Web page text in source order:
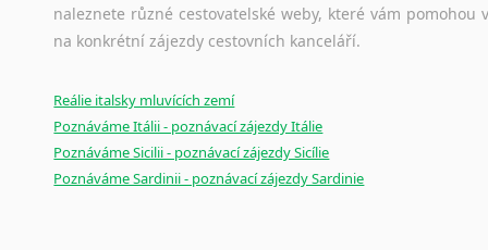
naleznete různé cestovatelské weby, které vám
na konkrétní zájezdy cestovních kanceláří.
Reálie italsky mluvících zemí
Poznáváme Itálii - poznávací zájezdy Itálie
Poznáváme Sicilii - poznávací zájezdy Sicílie
Poznáváme Sardinii - poznávací zájezdy Sardinie